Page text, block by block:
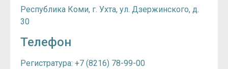
Республика Коми, г. Ухта, ул. Дзержинского, д.
30
Телефон
Регистратура: +7 (8216) 78-99-00